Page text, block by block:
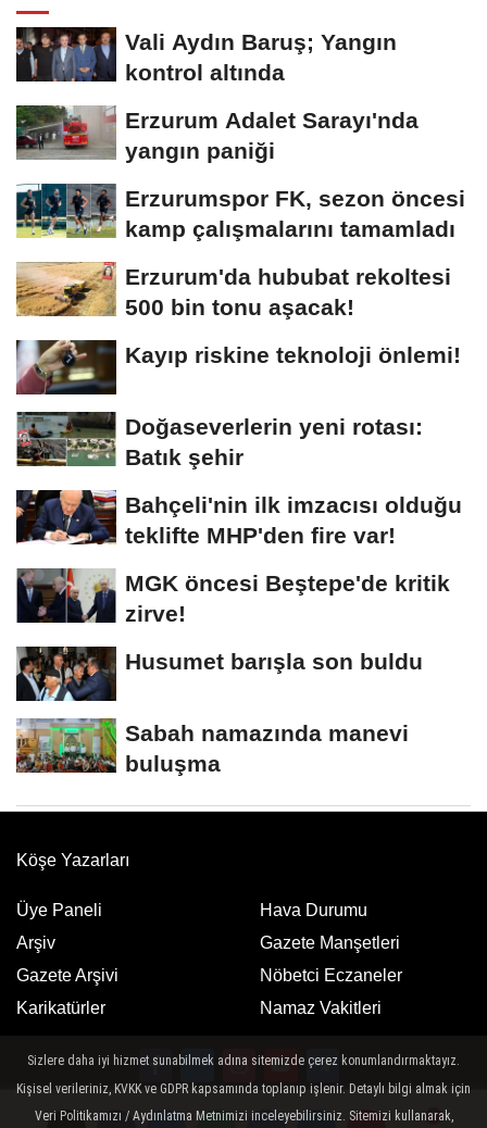
Vali Aydın Baruş; Yangın
kontrol altında
Erzurum Adalet Sarayı'nda
yangın paniği
Erzurumspor FK, sezon öncesi
kamp çalışmalarını tamamladı
Erzurum'da hububat rekoltesi
500 bin tonu aşacak!
Kayıp riskine teknoloji önlemi!
Doğaseverlerin yeni rotası:
Batık şehir
Bahçeli'nin ilk imzacısı olduğu
teklifte MHP'den fire var!
MGK öncesi Beştepe'de kritik
zirve!
Husumet barışla son buldu
Sabah namazında manevi
buluşma
Köşe Yazarları
Üye Paneli
Arşiv
Gazete Arşivi
Karikatürler
Hava Durumu
Gazete Manşetleri
Nöbetci Eczaneler
Namaz Vakitleri
Google Play App Store
Sizlere daha iyi hizmet sunabilmek adına sitemizde çerez konumlandırmaktayız.
Kişisel verileriniz, KVKK ve GDPR kapsamında toplanıp işlenir. Detaylı bilgi almak için
Veri Politikamızı / Aydınlatma Metnimizi inceleyebilirsiniz. Sitemizi kullanarak,